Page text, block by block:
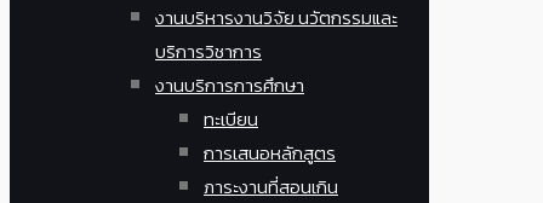
งานบริหารงานวิจัย นวัตกรรมและ
บริการวิชาการ
งานบริการการศึกษา
ทะเบียน
การเสนอหลักสูตร
ภาระงานที่สอนเกิน